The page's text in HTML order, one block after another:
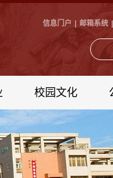
信息门户 | 邮箱系统 |
校园文化